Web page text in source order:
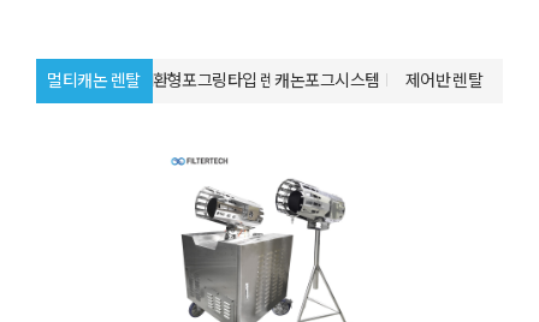
멀티캐논 렌탈 환형포그링타입 렌탈캐논포그시스템 제어반 렌탈